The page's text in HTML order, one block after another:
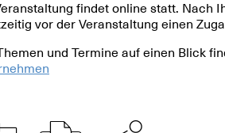
findet online statt. Nach
vor der Veranstaltung einen
und Termine auf einen Blick